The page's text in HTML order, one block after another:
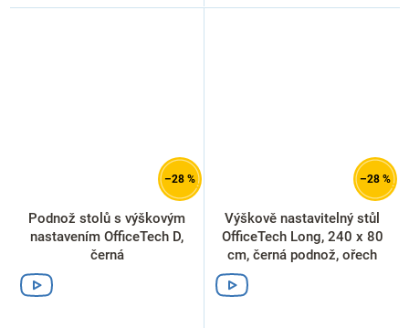
–28 %
Podnož stolů s výškovým
nastavením OfficeTech D,
černá
–28 %
Výškově nastavitelný stůl
OfficeTech Long, 240 x 80
cm, černá podnož, ořech